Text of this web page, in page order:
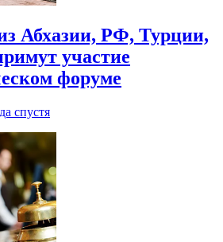
Абхазии, РФ, Турции,
участие
форуме
спустя